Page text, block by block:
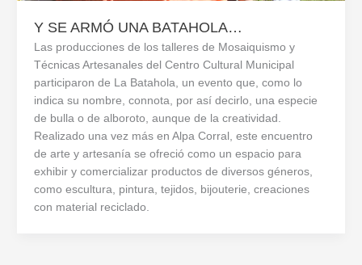
Y SE ARMÓ UNA BATAHOLA…
Las producciones de los talleres de Mosaiquismo y
Técnicas Artesanales del Centro Cultural Municipal
participaron de La Batahola, un evento que, como lo
indica su nombre, connota, por así decirlo, una especie
de bulla o de alboroto, aunque de la creatividad.
Realizado una vez más en Alpa Corral, este encuentro
de arte y artesanía se ofreció como un espacio para
exhibir y comercializar productos de diversos géneros,
como escultura, pintura, tejidos, bijouterie, creaciones
con material reciclado.